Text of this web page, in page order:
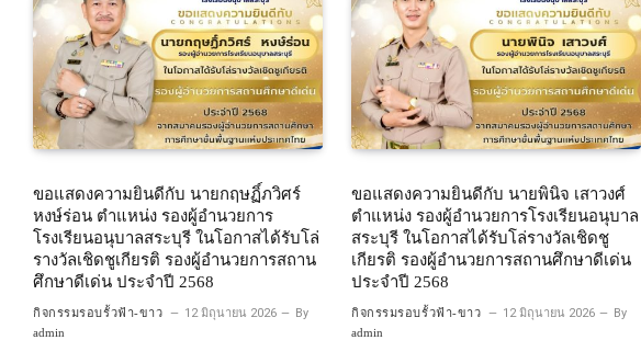
ขอแสดงความยินดีกับ นายกฤษฏิ์ภวิศร์
หงษ์ร่อน ตำแหน่ง รองผู้อำนวยการ
โรงเรียนอนุบาลสระบุรี ในโอกาสได้รับโล่
รางวัลเชิดชูเกียรติ รองผู้อำนวยการสถาน
ศึกษาดีเด่น ประจำปี 2568
กิจกรรมรอบรั้วฟ้า-ขาว 12 มิถุนายน 2026 By
admin
ขอแสดงความยินดีกับ นายพินิจ เสาวงศ์
ตำแหน่ง รองผู้อำนวยการโรงเรียนอนุบาล
สระบุรี ในโอกาสได้รับโล่รางวัลเชิดชู
เกียรติ รองผู้อำนวยการสถานศึกษาดีเด่น
ประจำปี 2568
กิจกรรมรอบรั้วฟ้า-ขาว 12 มิถุนายน 2026 By
admin